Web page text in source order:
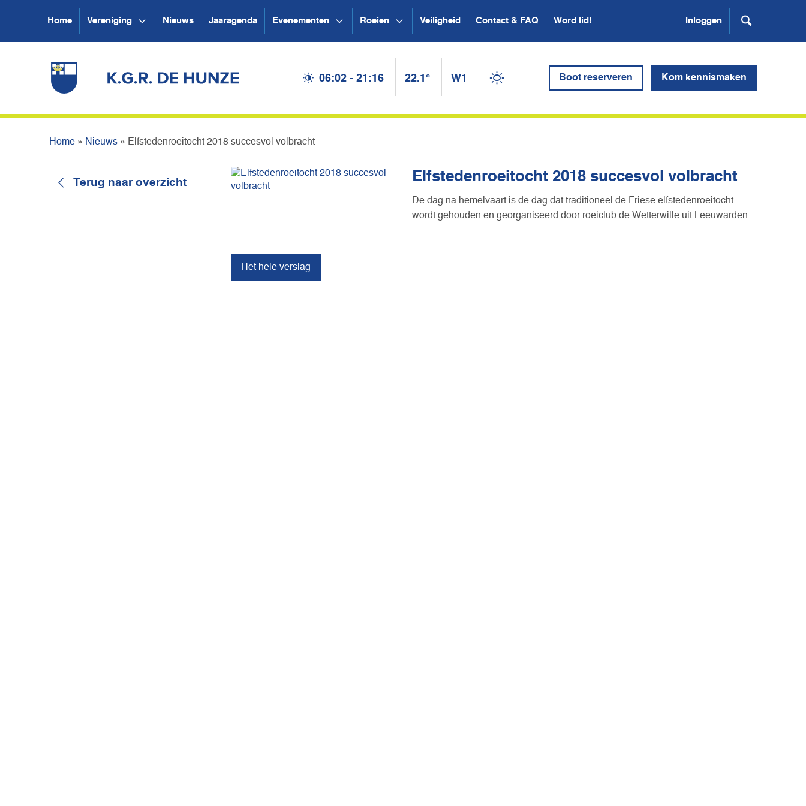
Home Vereniging Nieuws Jaaragenda Evenementen Roeien Veiligheid Contact & FAQ Word lid! Inloggen
06:02 - 21:16 22.1° W1 Boot reserveren Kom kennismaken
Home » Nieuws » Elfstedenroeitocht 2018 succesvol volbracht
Terug naar overzicht Elfstedenroeitocht 2018 succesvol volbracht
De dag na hemelvaart is de dag dat traditioneel de Friese elfstedenroeitocht
wordt gehouden en georganiseerd door roeiclub de Wetterwille uit Leeuwarden.
Het hele verslag